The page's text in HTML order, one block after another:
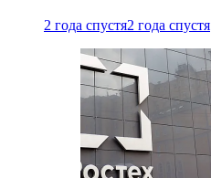
2 года спустя2 года спустя